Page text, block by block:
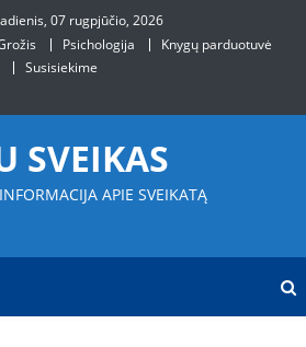
07 rugpjūčio, 2026
Psichologija
Knygų parduotuvė
Susisiekime
SVEIKAS
APIE SVEIKATĄ